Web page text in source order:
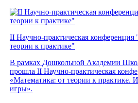
II Научно-практическая конференция
теории к практике"
В рамках Дошкольной Академии
прошла II Научно-практическая
«Математика: от теории к практике.
игры».